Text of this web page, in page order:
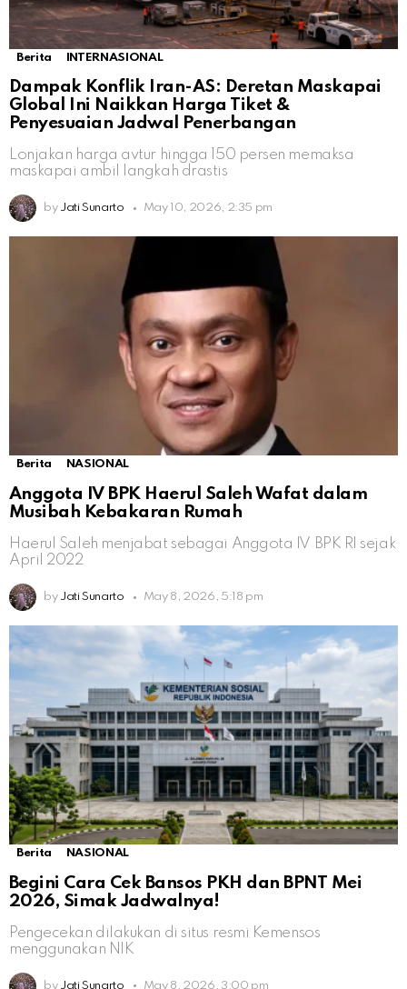
Berita INTERNASIONAL
Dampak Konflik Iran-AS: Deretan Maskapai
Global Ini Naikkan Harga Tiket &
Penyesuaian Jadwal Penerbangan
Lonjakan harga avtur hingga 150 persen memaksa
maskapai ambil langkah drastis
by Jati Sunarto May 10, 2026, 2:35 pm
Berita NASIONAL
Anggota IV BPK Haerul Saleh Wafat dalam
Musibah Kebakaran Rumah
Haerul Saleh menjabat sebagai Anggota IV BPK RI sejak
April 2022
by Jati Sunarto May 8, 2026, 5:18 pm
Berita NASIONAL
Begini Cara Cek Bansos PKH dan BPNT Mei
2026, Simak Jadwalnya!
Pengecekan dilakukan di situs resmi Kemensos
menggunakan NIK
by Jati Sunarto May 8, 2026, 3:00 pm